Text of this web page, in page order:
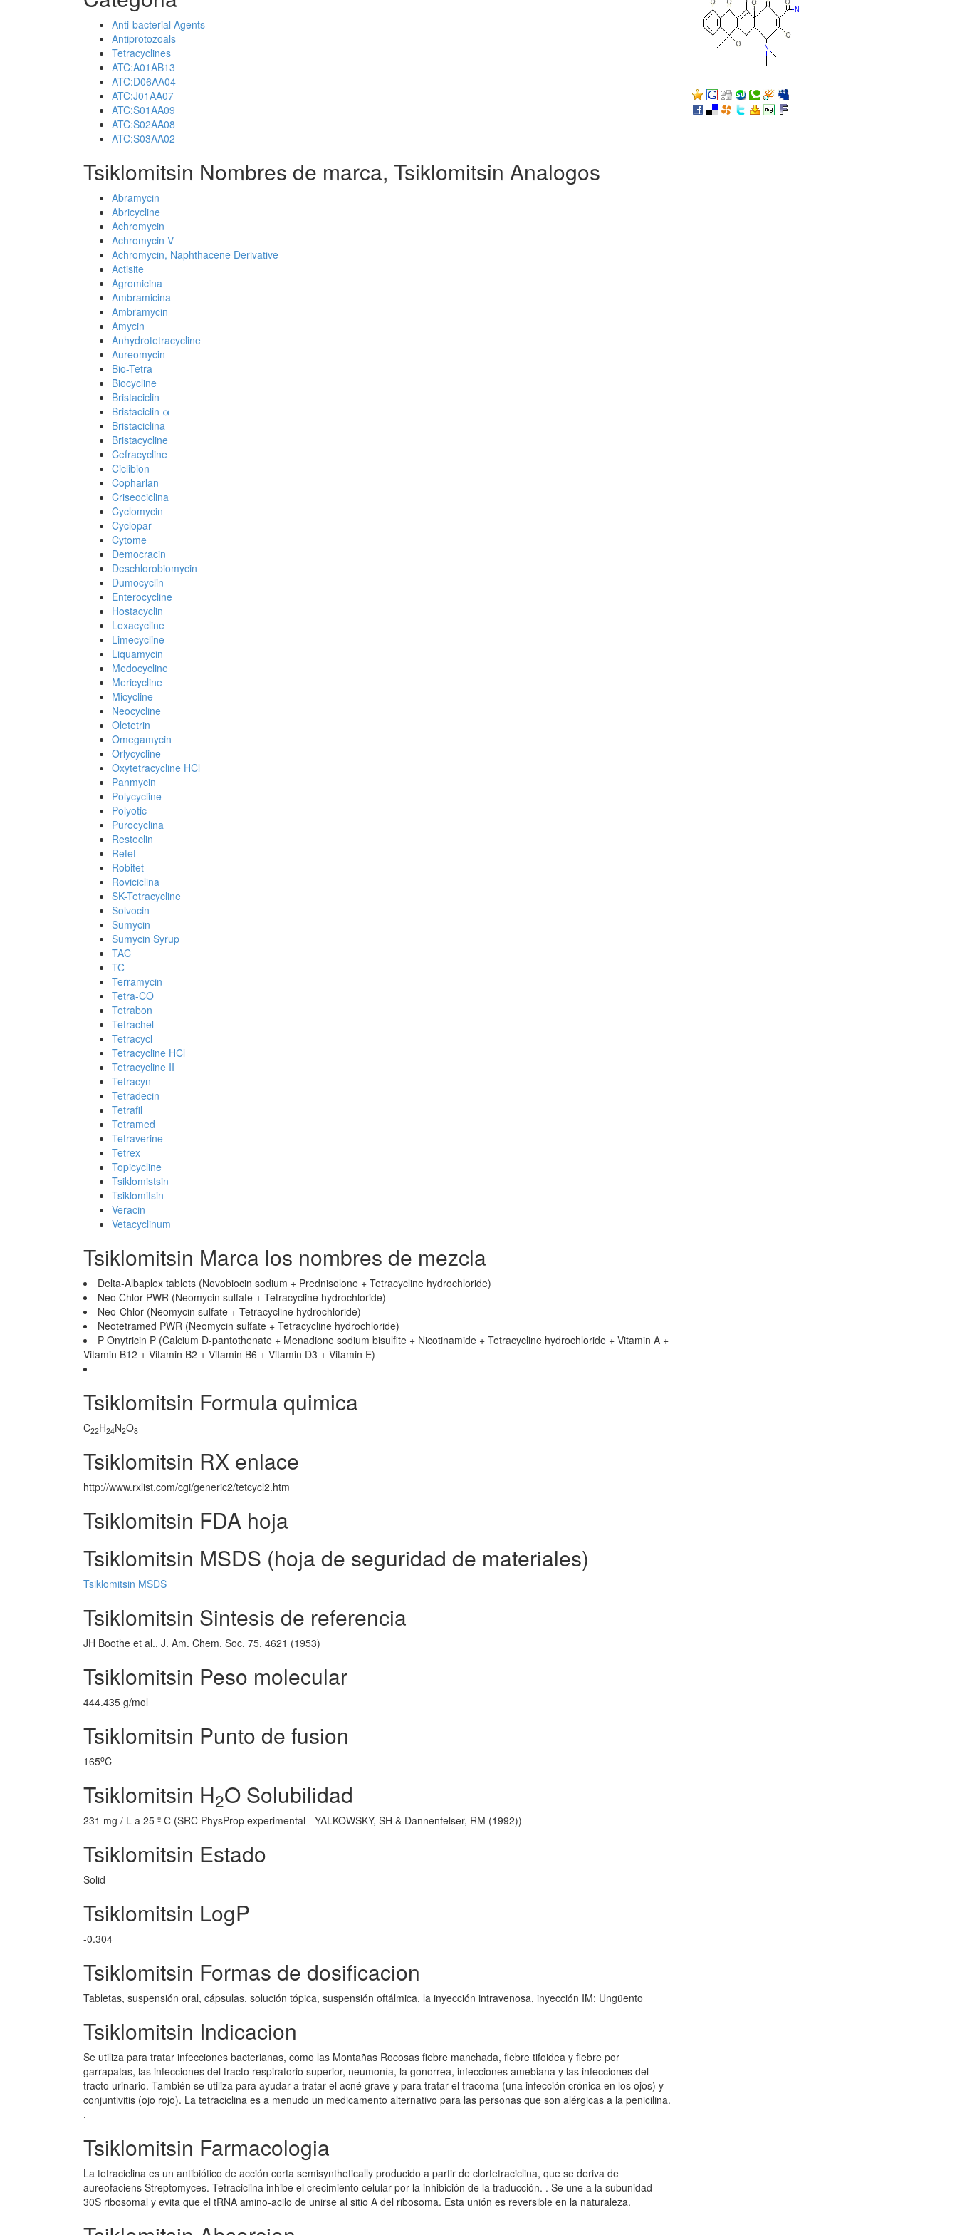
Anti-bacterial Agents
Antiprotozoals
Tetracyclines
ATC:A01AB13
ATC:D06AA04
ATC:J01AA07
ATC:S01AA09
ATC:S02AA08
ATC:S03AA02
Tsiklomitsin Nombres de marca, Tsiklomitsin Analogos
Abramycin
Abricycline
Achromycin
Achromycin V
Achromycin, Naphthacene Derivative
Actisite
Agromicina
Ambramicina
Ambramycin
Amycin
Anhydrotetracycline
Aureomycin
Bio-Tetra
Biocycline
Bristaciclin
Bristaciclin α
Bristaciclina
Bristacycline
Cefracycline
Ciclibion
Copharlan
Criseociclina
Cyclomycin
Cyclopar
Cytome
Democracin
Deschlorobiomycin
Dumocyclin
Enterocycline
Hostacyclin
Lexacycline
Limecycline
Liquamycin
Medocycline
Mericycline
Micycline
Neocycline
Oletetrin
Omegamycin
Orlycycline
Oxytetracycline HCl
Panmycin
Polycycline
Polyotic
Purocyclina
Resteclin
Retet
Robitet
Roviciclina
SK-Tetracycline
Solvocin
Sumycin
Sumycin Syrup
TAC
TC
Terramycin
Tetra-CO
Tetrabon
Tetrachel
Tetracycl
Tetracycline HCl
Tetracycline II
Tetracyn
Tetradecin
Tetrafil
Tetramed
Tetraverine
Tetrex
Topicycline
Tsiklomistsin
Tsiklomitsin
Veracin
Vetacyclinum
Tsiklomitsin Marca los nombres de mezcla
Delta-Albaplex tablets (Novobiocin sodium + Prednisolone + Tetracycline hydrochloride)
Neo Chlor PWR (Neomycin sulfate + Tetracycline hydrochloride)
Neo-Chlor (Neomycin sulfate + Tetracycline hydrochloride)
Neotetramed PWR (Neomycin sulfate + Tetracycline hydrochloride)
P Onytricin P (Calcium D-pantothenate + Menadione sodium bisulfite + Nicotinamide + Tetracycline hydrochloride + Vitamin A +
Vitamin B12 + Vitamin B2 + Vitamin B6 + Vitamin D3 + Vitamin E)
Tsiklomitsin Formula quimica
C22H24N2O8
Tsiklomitsin RX enlace
http://www.rxlist.com/cgi/generic2/tetcycl2.htm
Tsiklomitsin FDA hoja
Tsiklomitsin MSDS (hoja de seguridad de materiales)
Tsiklomitsin MSDS
Tsiklomitsin Sintesis de referencia
JH Boothe et al., J. Am. Chem. Soc. 75, 4621 (1953)
Tsiklomitsin Peso molecular
444.435 g/mol
Tsiklomitsin Punto de fusion
165oC
Tsiklomitsin H2O Solubilidad
231 mg / L a 25 º C (SRC PhysProp experimental - YALKOWSKY, SH & Dannenfelser, RM (1992))
Tsiklomitsin Estado
Solid
Tsiklomitsin LogP
-0.304
Tsiklomitsin Formas de dosificacion
Tabletas, suspensión oral, cápsulas, solución tópica, suspensión oftálmica, la inyección intravenosa, inyección IM; Ungüento
Tsiklomitsin Indicacion
Se utiliza para tratar infecciones bacterianas, como las Montañas Rocosas fiebre manchada, fiebre tifoidea y fiebre por
garrapatas, las infecciones del tracto respiratorio superior, neumonía, la gonorrea, infecciones amebiana y las infecciones del
tracto urinario. También se utiliza para ayudar a tratar el acné grave y para tratar el tracoma (una infección crónica en los ojos) y
conjuntivitis (ojo rojo). La tetraciclina es a menudo un medicamento alternativo para las personas que son alérgicas a la penicilina.
.
Tsiklomitsin Farmacologia
La tetraciclina es un antibiótico de acción corta semisynthetically producido a partir de clortetraciclina, que se deriva de
aureofaciens Streptomyces. Tetraciclina inhibe el crecimiento celular por la inhibición de la traducción. . Se une a la subunidad
30S ribosomal y evita que el tRNA amino-acilo de unirse al sitio A del ribosoma. Esta unión es reversible en la naturaleza.